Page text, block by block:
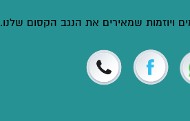
ויוזמות שמאירים את הנגב הקסום שלנו.